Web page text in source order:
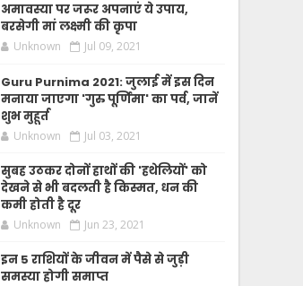
अमावस्या पर जरूर अपनाएं ये उपाय,
बरसेगी मां लक्ष्मी की कृपा
Unknown Jul 09, 2021
Guru Purnima 2021: जुलाई में इस दिन
मनाया जाएगा 'गुरु पूर्णिमा' का पर्व, जानें
शुभ मुहूर्त
Unknown Jul 03, 2021
सुबह उठकर दोनों हाथों की 'हथेलियों' को
देखने से भी बदलती है किस्मत, धन की
कमी होती है दूर
Unknown Jun 23, 2021
इन 5 राशियों के जीवन में पैसे से जुड़ी
समस्या होगी समाप्त